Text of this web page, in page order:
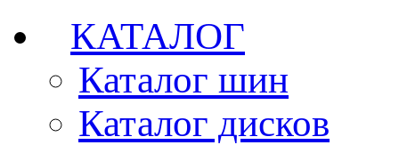
КАТАЛОГ
Каталог шин
Каталог дисков